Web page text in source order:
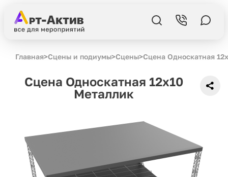
Главная>Сцены и подиумы>Сцены>Сцена Односкатная
Сцена Односкатная 12x10
Металлик